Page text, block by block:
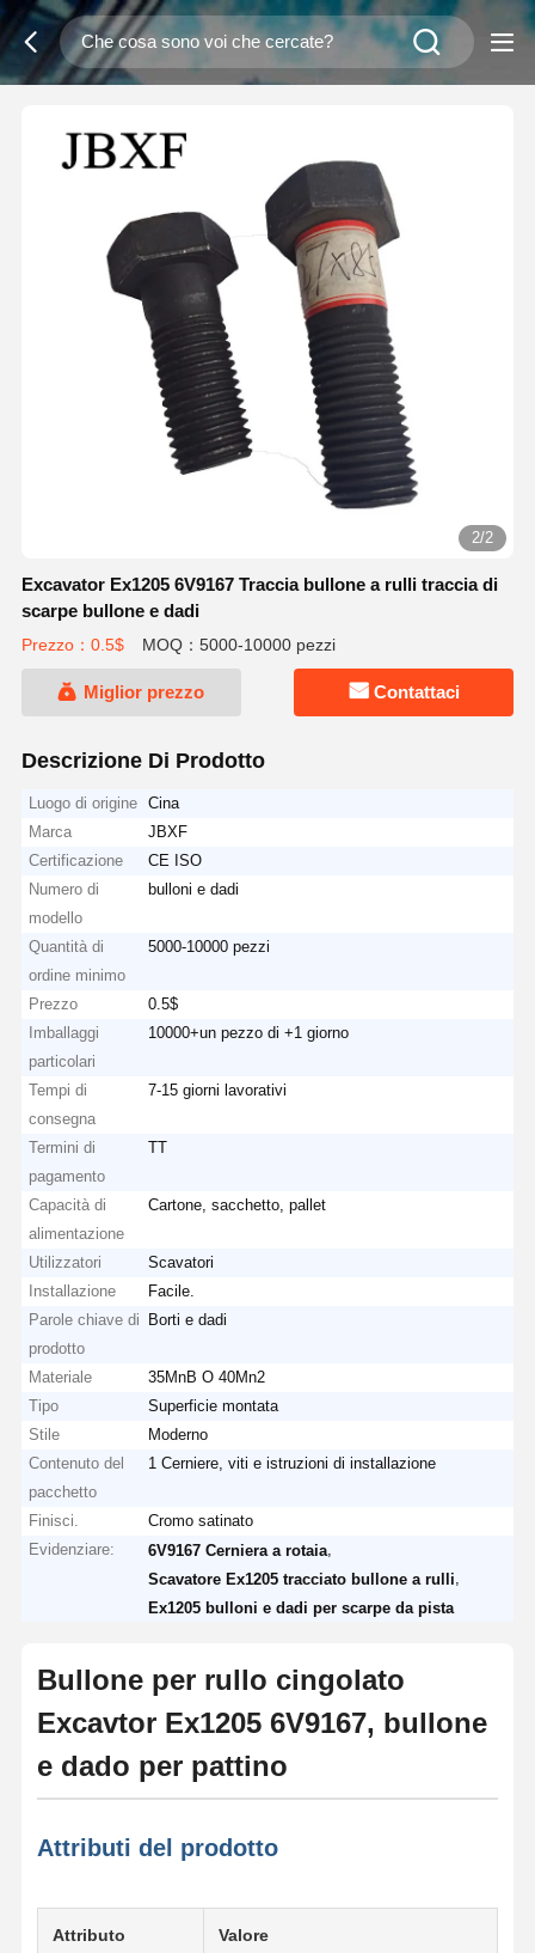
2/2
Excavator Ex1205 6V9167 Traccia bullone a rulli traccia di
scarpe bullone e dadi
Prezzo：0.5$ MOQ：5000-10000 pezzi
Miglior prezzo Contattaci
Descrizione Di Prodotto
Luogo di origine
Cina
Marca
JBXF
Certificazione
CE ISO
Numero di
modello
bulloni e dadi
Quantità di
ordine minimo
5000-10000 pezzi
Prezzo
0.5$
Imballaggi
particolari
10000+un pezzo di +1 giorno
Tempi di
consegna
7-15 giorni lavorativi
Termini di
pagamento
TT
Capacità di
alimentazione
Cartone, sacchetto, pallet
Utilizzatori
Scavatori
Installazione
Facile.
Parole chiave di
prodotto
Borti e dadi
Materiale
35MnB O 40Mn2
Tipo
Superficie montata
Stile
Moderno
Contenuto del
pacchetto
1 Cerniere, viti e istruzioni di installazione
Finisci.
Cromo satinato
Evidenziare:
6V9167 Cerniera a rotaia
Scavatore Ex1205 tracciato bullone a rulli
Ex1205 bulloni e dadi per scarpe da pista
Bullone per rullo cingolato
Excavtor Ex1205 6V9167, bullone
e dado per pattino
Attributi del prodotto
Attributo Valore